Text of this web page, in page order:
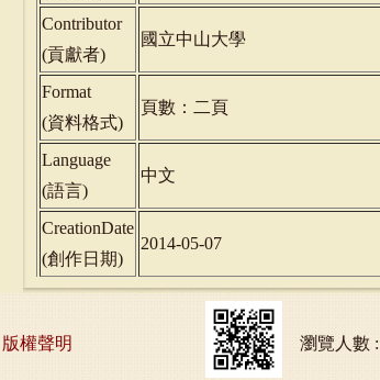
Contributor
(貢獻者)
國立中山大學
Format
(資料格式)
頁數：二頁
Language
(語言)
中文
CreationDate
(創作日期)
2014-05-07
版權聲明 瀏覽人數 :